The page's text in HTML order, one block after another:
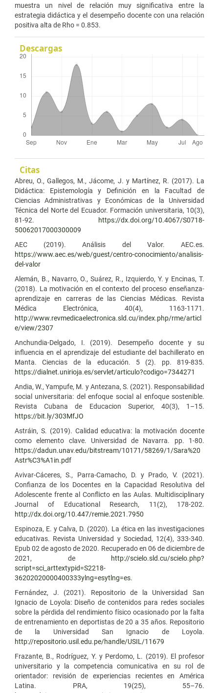
muestra un nivel de relación muy significativa entre la
estrategia didáctica y el desempeño docente con una relación
positiva alta de Rho = 0.853.
Descargas
Citas
Abreu, O., Gallegos, M., Jácome, J. y Martínez, R. (2017). La
Didáctica: Epistemología y Definición en la Facultad de
Ciencias Administrativas y Económicas de la Universidad
Técnica del Norte del Ecuador. Formación universitaria, 10(3),
81-92.
https://dx.doi.org/10.4067/S0718-
50062017000300009
AEC (2019). Análisis del Valor. AEC.es.
https://www.aec.es/web/guest/centro-conocimiento/analisis-
del-valor
Alemán, B., Navarro, O., Suárez, R., Izquierdo, Y. y Encinas, T.
(2018). La motivación en el contexto del proceso enseñanza-
aprendizaje en carreras de las Ciencias Médicas. Revista
Médica Electrónica, 40(4), 1163-1171.
http://www.revmedicaelectronica.sld.cu/index.php/rme/articl
e/view/2307
Anchundia-Delgado, I. (2019). Desempeño docente y su
influencia en el aprendizaje del estudiante del bachillerato en
Manta. Ciencias de la educación. 5 (2). pp. 819-835.
https://dialnet.unirioja.es/servlet/articulo?codigo=7344271
Andia, W., Yampufe, M. y Antezana, S. (2021). Responsabilidad
social universitaria: del enfoque social al enfoque sostenible.
Revista Cubana de Educacion Superior, 40(3), 1–15.
https://bit.ly/303MfJO
Astráin, S. (2019). Calidad educativa: la motivación docente
como elemento clave. Universidad de Navarra. pp. 1-80.
https://dadun.unav.edu/bitstream/10171/58269/1/Sara%20
Astr%C3%A1in.pdf
Avivar-Cáceres, S., Parra-Camacho, D. y Prado, V. (2021).
Confianza de los Docentes en la Capacidad Resolutiva del
Adolescente frente al Conflicto en las Aulas. Multidisciplinary
Journal of Educational Research, 11(2), 178-202.
http://dx.doi.org/10.447/remie.2021.7950
Espinoza, E. y Calva, D. (2020). La ética en las investigaciones
educativas. Revista Universidad y Sociedad, 12(4), 333-340.
Epub 02 de agosto de 2020. Recuperado en 06 de diciembre de
2021, de
http://scielo.sld.cu/scielo.php?
script=sci_arttextypid=S2218-
36202020000400333ylng=esytlng=es.
Fernández, J. (2021). Repositorio de la Universidad San
Ignacio de Loyola: Diseño de contenidos para redes sociales
sobre la pérdida del rendimiento físico ocasionado por la falta
de entrenamiento en deportistas de 20 a 35 años. Repositorio
de la Universidad San Ignacio de Loyola.
http://repositorio.usil.edu.pe/handle/USIL/11679
Frazante, B., Rodríguez, Y. y Perdomo, L. (2019). El profesor
universitario y la competencia comunicativa en su rol de
orientador: revisión de experiencias recientes en América
Latina. PRA, 19(25), 55–76.